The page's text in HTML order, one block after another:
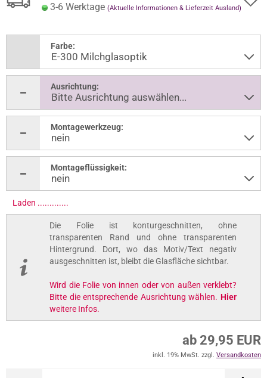
3-6 Werktage (Aktuelle Informationen & Lieferzeit Ausland)
Farbe:
Ausrichtung:
Montagewerkzeug:
Montageflüssigkeit:
Laden ..............
Die Folie ist konturgeschnitten, ohne
transparenten Rand und ohne transparenten
Hintergrund. Dort, wo das Motiv/Text negativ
ausgeschnitten ist, bleibt die Glasfläche sichtbar.
Wird die Folie von innen oder von außen verklebt?
Bitte die entsprechende Ausrichtung wählen. Hier
weitere Infos.
ab 29,95 EUR
inkl. 19% MwSt. zzgl. Versandkosten